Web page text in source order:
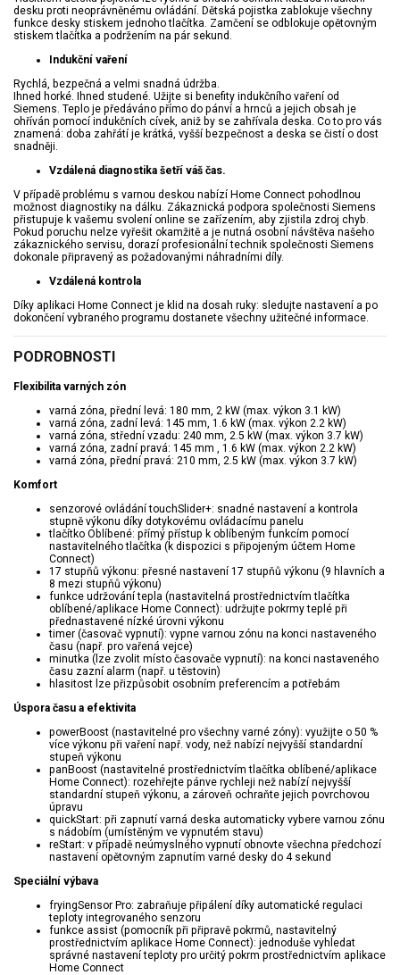
desku proti neoprávněnému ovládání. Dětská pojistka zablokuje všechny
funkce desky stiskem jednoho tlačítka. Zamčení se odblokuje opětovným
stiskem tlačítka a podržením na pár sekund.
Indukční vaření
Rychlá, bezpečná a velmi snadná údržba.
Ihned horké. Ihned studené. Užijte si benefity indukčního vaření od
Siemens. Teplo je předáváno přímo do pánví a hrnců a jejich obsah je
ohříván pomocí indukčních cívek, aniž by se zahřívala deska. Co to pro vás
znamená: doba zahřátí je krátká, vyšší bezpečnost a deska se čistí o dost
snadněji.
Vzdálená diagnostika šetří váš čas.
V případě problému s varnou deskou nabízí Home Connect pohodlnou
možnost diagnostiky na dálku. Zákaznická podpora společnosti Siemens
přistupuje k vašemu svolení online se zařízením, aby zjistila zdroj chyb.
Pokud poruchu nelze vyřešit okamžitě a je nutná osobní návštěva našeho
zákaznického servisu, dorazí profesionální technik společnosti Siemens
dokonale připravený as požadovanými náhradními díly.
Vzdálená kontrola
Díky aplikaci Home Connect je klid na dosah ruky: sledujte nastavení a po
dokončení vybraného programu dostanete všechny užitečné informace.
PODROBNOSTI
Flexibilita varných zón
varná zóna, přední levá: 180 mm, 2 kW (max. výkon 3.1 kW)
varná zóna, zadní levá: 145 mm, 1.6 kW (max. výkon 2.2 kW)
varná zóna, střední vzadu: 240 mm, 2.5 kW (max. výkon 3.7 kW)
varná zóna, zadní pravá: 145 mm , 1.6 kW (max. výkon 2.2 kW)
varná zóna, přední pravá: 210 mm, 2.5 kW (max. výkon 3.7 kW)
Komfort
senzorové ovládání touchSlider+: snadné nastavení a kontrola
stupně výkonu díky dotykovému ovládacímu panelu
tlačítko Oblíbené: přímý přístup k oblíbeným funkcím pomocí
nastavitelného tlačítka (k dispozici s připojeným účtem Home
Connect)
17 stupňů výkonu: přesné nastavení 17 stupňů výkonu (9 hlavních a
8 mezi stupňů výkonu)
funkce udržování tepla (nastavitelná prostřednictvím tlačítka
oblíbené/aplikace Home Connect): udržujte pokrmy teplé při
přednastavené nízké úrovni výkonu
timer (časovač vypnutí): vypne varnou zónu na konci nastaveného
času (např. pro vařená vejce)
minutka (lze zvolit místo časovače vypnutí): na konci nastaveného
času zazní alarm (např. u těstovin)
hlasitost lze přizpůsobit osobním preferencím a potřebám
Úspora času a efektivita
powerBoost (nastavitelné pro všechny varné zóny): využijte o 50 %
více výkonu při vaření např. vody, než nabízí nejvyšší standardní
stupeň výkonu
panBoost (nastavitelné prostřednictvím tlačítka oblíbené/aplikace
Home Connect): rozehřejte pánve rychleji než nabízí nejvyšší
standardní stupeň výkonu, a zároveň ochraňte jejich povrchovou
úpravu
quickStart: při zapnutí varná deska automaticky vybere varnou zónu
s nádobím (umístěným ve vypnutém stavu)
reStart: v případě neúmyslného vypnutí obnovte všechna předchozí
nastavení opětovným zapnutím varné desky do 4 sekund
Speciální výbava
fryingSensor Pro: zabraňuje připálení díky automatické regulaci
teploty integrovaného senzoru
funkce assist (pomocník při připravě pokrmů, nastavitelný
prostřednictvím aplikace Home Connect): jednoduše vyhledat
správné nastavení teploty pro určitý pokrm prostřednictvím aplikace
Home Connect